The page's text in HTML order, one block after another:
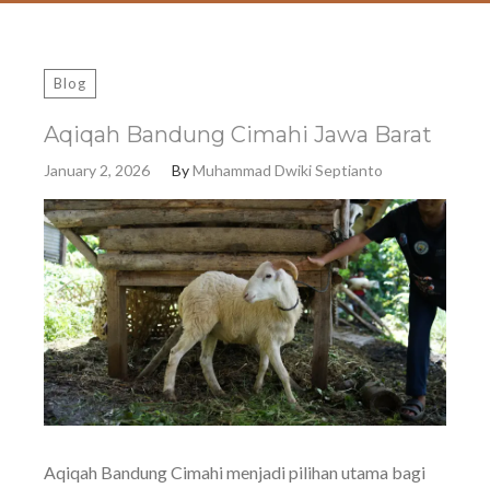
Blog
Aqiqah Bandung Cimahi Jawa Barat
January 2, 2026 ByMuhammad Dwiki Septianto
Aqiqah Bandung Cimahi menjadi pilihan utama bagi